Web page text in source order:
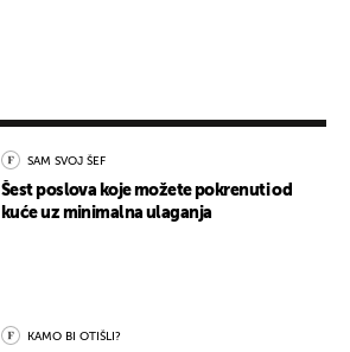
SAM SVOJ ŠEF
Šest poslova koje možete pokrenuti od
kuće uz minimalna ulaganja
KAMO BI OTIŠLI?